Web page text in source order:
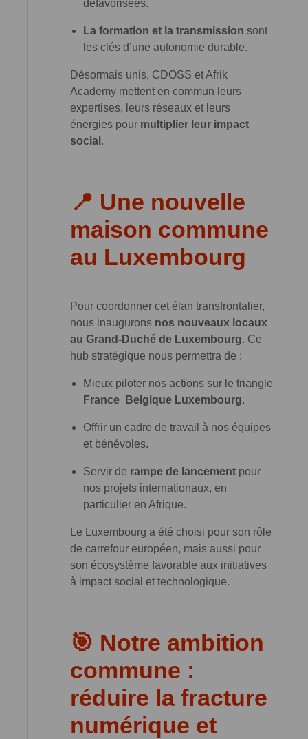
défavorisées.
La formation et la transmission sont
les clés d’une autonomie durable.
Désormais unis, CDOSS et Afrik
Academy mettent en commun leurs
expertises, leurs réseaux et leurs
énergies pour multiplier leur impact
social .
📍 Une nouvelle
maison commune
au Luxembourg
Pour coordonner cet élan transfrontalier,
nous inaugurons nos nouveaux locaux
au Grand-Duché de Luxembourg. Ce
hub stratégique nous permettra de :
Mieux piloter nos actions sur le triangle
France Belgique Luxembourg.
Offrir un cadre de travail à nos équipes
et bénévoles.
Servir de rampe de lancement pour
nos projets internationaux, en
particulier en Afrique.
Le Luxembourg a été choisi pour son rôle
de carrefour européen, mais aussi pour
son écosystème favorable aux initiatives
à impact social et technologique.
🎯 Notre ambition
commune :
réduire la fracture
numérique et